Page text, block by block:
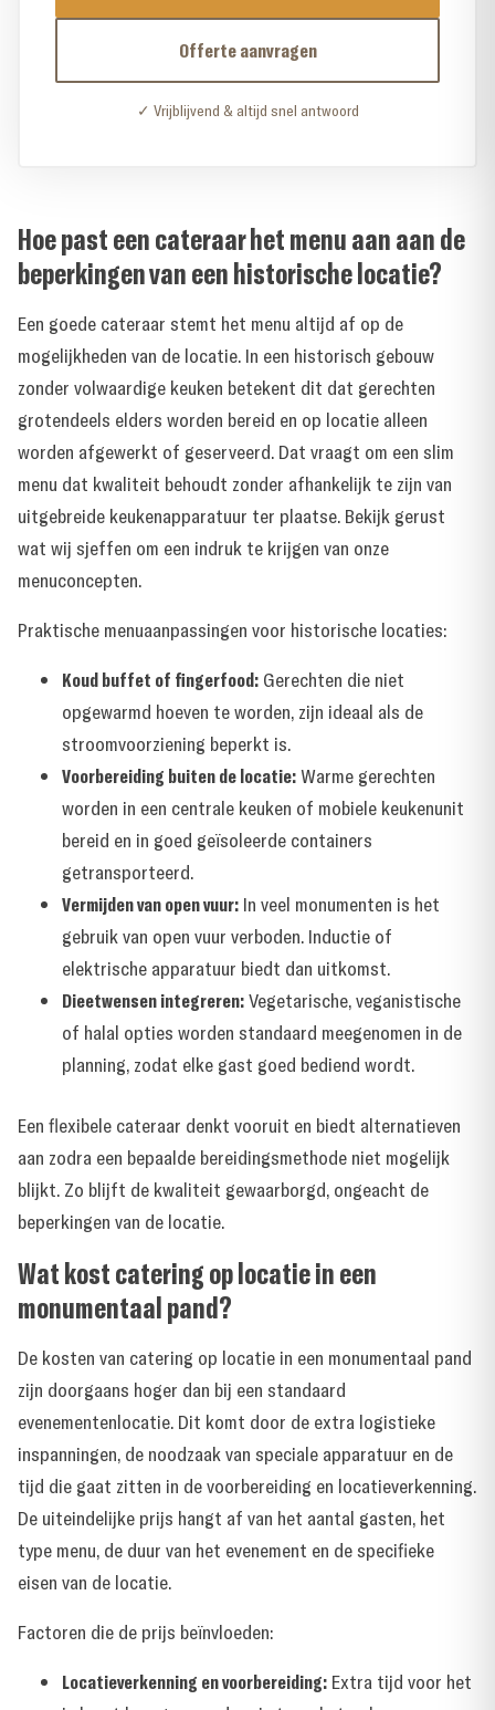
Offerte aanvragen
✓ Vrijblijvend & altijd snel antwoord
Hoe past een cateraar het menu aan aan de
beperkingen van een historische locatie?
Een goede cateraar stemt het menu altijd af op de
mogelijkheden van de locatie. In een historisch gebouw
zonder volwaardige keuken betekent dit dat gerechten
grotendeels elders worden bereid en op locatie alleen
worden afgewerkt of geserveerd. Dat vraagt om een slim
menu dat kwaliteit behoudt zonder afhankelijk te zijn van
uitgebreide keukenapparatuur ter plaatse. Bekijk gerust
wat wij sjeffen om een indruk te krijgen van onze
menuconcepten.
Praktische menuaanpassingen voor historische locaties:
Koud buffet of fingerfood: Gerechten die niet
opgewarmd hoeven te worden, zijn ideaal als de
stroomvoorziening beperkt is.
Voorbereiding buiten de locatie:Warme gerechten
worden in een centrale keuken of mobiele keukenunit
bereid en in goed geïsoleerde containers
getransporteerd.
Vermijden van open vuur: In veel monumenten is het
gebruik van open vuur verboden. Inductie of
elektrische apparatuur biedt dan uitkomst.
Dieetwensen integreren:Vegetarische, veganistische
of halal opties worden standaard meegenomen in de
planning, zodat elke gast goed bediend wordt.
Een flexibele cateraar denkt vooruit en biedt alternatieven
aan zodra een bepaalde bereidingsmethode niet mogelijk
blijkt. Zo blijft de kwaliteit gewaarborgd, ongeacht de
beperkingen van de locatie.
Wat kost catering op locatie in een
monumentaal pand?
De kosten van catering op locatie in een monumentaal pand
zijn doorgaans hoger dan bij een standaard
evenementenlocatie. Dit komt door de extra logistieke
inspanningen, de noodzaak van speciale apparatuur en de
tijd die gaat zitten in de voorbereiding en locatieverkenning.
De uiteindelijke prijs hangt af van het aantal gasten, het
type menu, de duur van het evenement en de specifieke
eisen van de locatie.
Factoren die de prijs beïnvloeden:
Locatieverkenning en voorbereiding: Extra tijd voor het